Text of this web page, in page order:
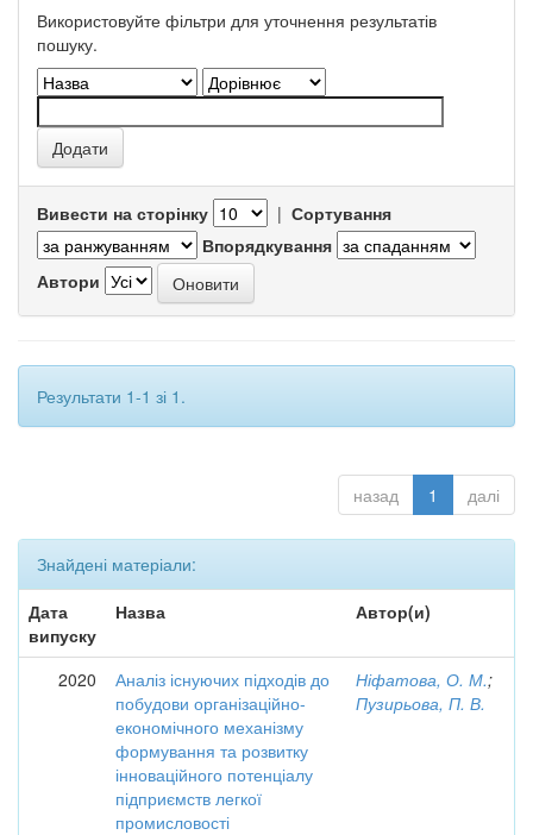
Використовуйте фільтри для уточнення результатів
пошуку.
Вивести на сторінку | Сортування
Впорядкування
Автори
Результати 1-1 зі 1.
назад 1 далі
Знайдені матеріали:
Дата
випуску
Назва Автор(и)
2020
Аналіз існуючих підходів до
побудови організаційно-
економічного механізму
формування та розвитку
інноваційного потенціалу
підприємств легкої
промисловості
Ніфатова, О. М.;
Пузирьова, П. В.